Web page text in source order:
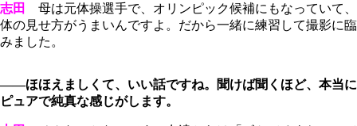
志田
母は元体操選手で、オリンピック候補にもなっていて、
体の見せ方がうまいんですよ。だから一緒に練習して撮影に臨
みました。
――ほほえましくて、いい話ですね。聞けば聞くほど、本当に
ピュアで純真な感じがします。